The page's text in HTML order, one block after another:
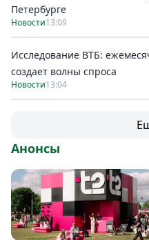
Петербурге
Новости13:09
Исследование ВТБ:
создает волны спроса
Новости13:04
Анонсы